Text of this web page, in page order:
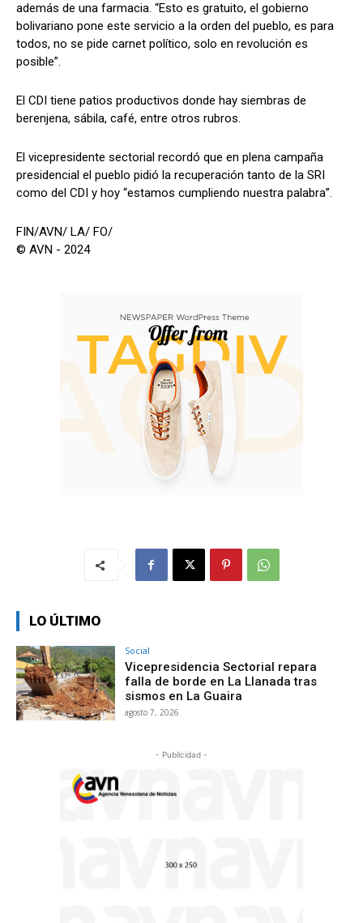
además de una farmacia. “Esto es gratuito, el gobierno
bolivariano pone este servicio a la orden del pueblo, es para
todos, no se pide carnet político, solo en revolución es
posible”.
El CDI tiene patios productivos donde hay siembras de
berenjena, sábila, café, entre otros rubros.
El vicepresidente sectorial recordó que en plena campaña
presidencial el pueblo pidió la recuperación tanto de la SRI
como del CDI y hoy “estamos cumpliendo nuestra palabra”.
FIN/AVN/ LA/ FO/
© AVN - 2024
LO ÚLTIMO
Social
Vicepresidencia Sectorial repara
falla de borde en La Llanada tras
sismos en La Guaira
agosto 7, 2026
- Publicidad -